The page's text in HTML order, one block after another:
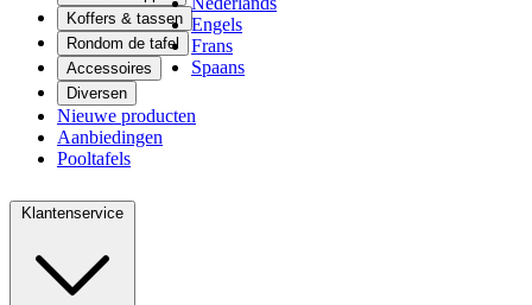
Engels
Frans
Spaans
Koffers & tassen
Rondom de tafel
Accessoires
Diversen
Nieuwe producten
Aanbiedingen
Pooltafels
Klantenservice